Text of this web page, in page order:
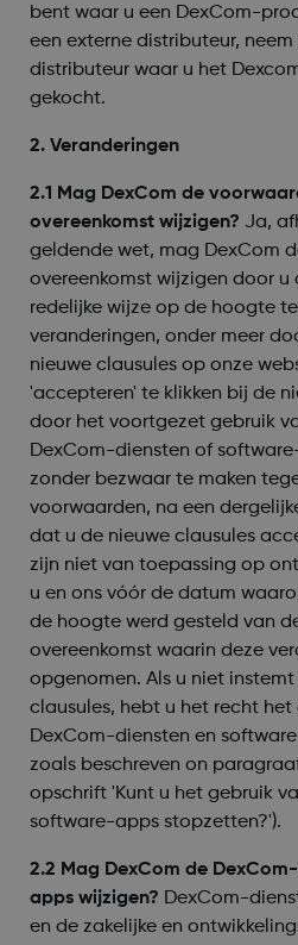
bent waar u een DexCom-
een externe distributeur,
distributeur waar u het
gekocht.
2. Veranderingen
2.1 Mag DexCom de
overeenkomst wijzigen? Ja,
geldende wet, mag DexCom
overeenkomst wijzigen door u
redelijke wijze op de hoogte
veranderingen, onder meer
nieuwe clausules op onze
'accepteren' te klikken bij de
door het voortgezet gebruik
DexCom-diensten of
zonder bezwaar te maken
voorwaarden, na een
dat u de nieuwe clausules
zijn niet van toepassing op
u en ons vóór de datum
de hoogte werd gesteld van
overeenkomst waarin deze
opgenomen. Als u niet
clausules, hebt u het recht het
DexCom-diensten en
zoals beschreven on
opschrift 'Kunt u het gebruik
software-apps stopzetten?').
2.2 Mag DexCom de
apps wijzigen? DexCom-
en de zakelijke en